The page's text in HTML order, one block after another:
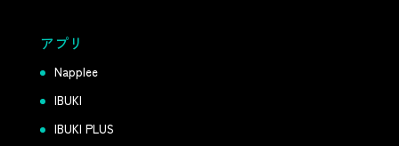
アプリ
Napplee
IBUKI
IBUKI PLUS